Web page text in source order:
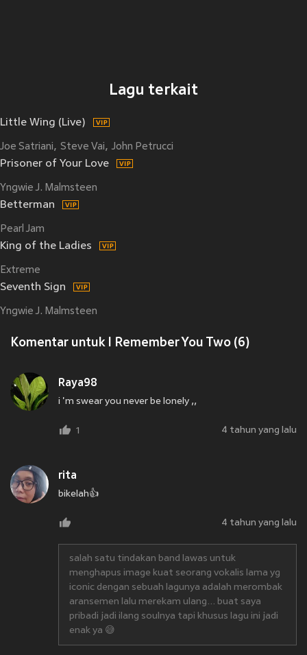
Lagu terkait
Little Wing (Live)
Joe Satriani Steve Vai John Petrucci
Prisoner of Your Love
Yngwie J. Malmsteen
Betterman
Pearl Jam
King of the Ladies
Extreme
Seventh Sign
Yngwie J. Malmsteen
Komentar untuk I Remember You Two (6)
Raya98
i 'm swear you never be lonely ,,
1 4 tahun yang lalu
rita
bikelah👍
4 tahun yang lalu
salah satu tindakan band lawas untuk
menghapus image kuat seorang vokalis lama yg
iconic dengan sebuah lagunya adalah merombak
aransemen lalu merekam ulang... buat saya
pribadi jadi ilang soulnya tapi khusus lagu ini jadi
enak ya 😅